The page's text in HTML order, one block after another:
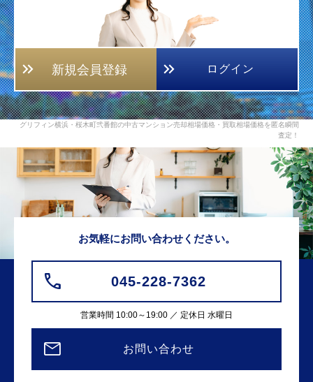
新規会員登録 ログイン
グリフィン横浜・桜木町弐番館の中古マンション売却相場価格・買取相場価格を匿名瞬間
査定！
お気軽にお問い合わせください。
045-228-7362
営業時間 10:00～19:00 ／ 定休日 水曜日
お問い合わせ